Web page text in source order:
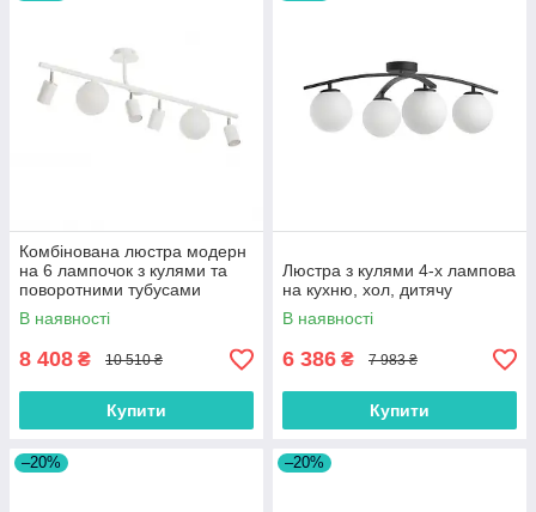
Комбінована люстра модерн
на 6 лампочок з кулями та
поворотними тубусами
В наявності
8 408 ₴ 10 510 ₴
Купити
Люстра з кулями 4-х лампова
на кухню, хол, дитячу
В наявності
6 386 ₴ 7 983 ₴
Купити
–20% –20%